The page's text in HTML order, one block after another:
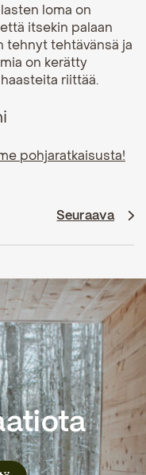
loma on
itsekin palaan
tehnyt tehtävänsä ja
on kerätty
riittää.
pohjaratkaisusta!
Seuraava